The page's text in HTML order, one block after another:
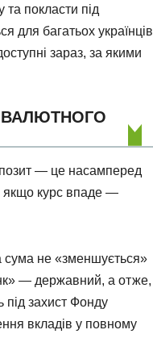
покласти під
для багатьох українців
зараз, за якими
ВАЛЮТНОГО
— це насамперед
якщо курс впаде —
сума не «зменшується»
— державний, а отже,
під захист Фонду
вкладів у повному